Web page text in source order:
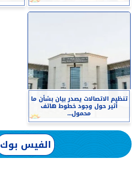
تنظيم الاتصالات يصدر بيان بشأن ما
أثير حول وجود خطوط هاتف
محمول...
الفيس بوك